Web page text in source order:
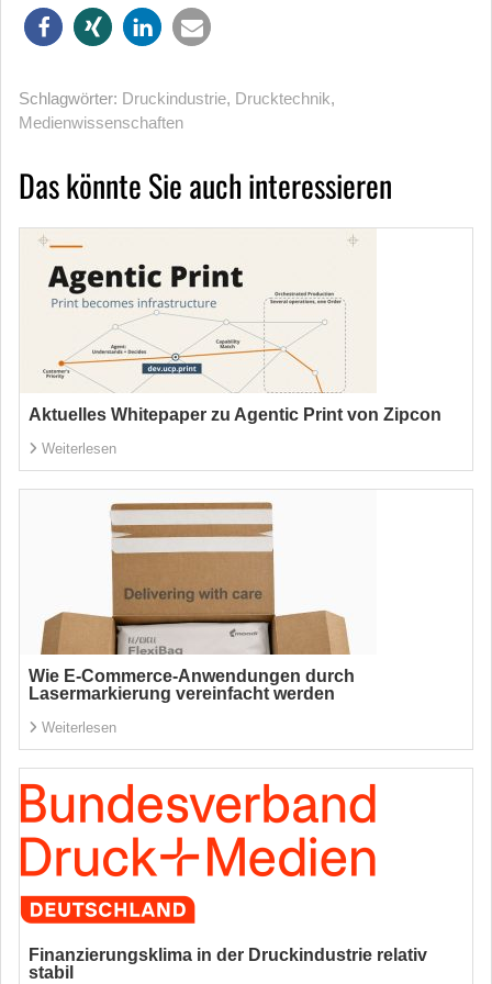
Schlagwörter: Druckindustrie, Drucktechnik,
Medienwissenschaften
Das könnte Sie auch interessieren
Aktuelles Whitepaper zu Agentic Print von Zipcon
Weiterlesen
Wie E-Commerce-Anwendungen durch
Lasermarkierung vereinfacht werden
Weiterlesen
Finanzierungsklima in der Druckindustrie relativ
stabil